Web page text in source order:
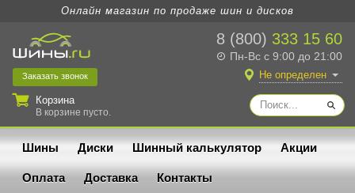
Онлайн магазин по продаже шин и дисков
8 (800) 333 15 60
Пн-Вс с 9:00 до 21:00
Заказать звонок
Корзина
В корзине пусто.
Не определен
Шины Диски Шинный калькулятор Акции
Оплата Доставка Контакты